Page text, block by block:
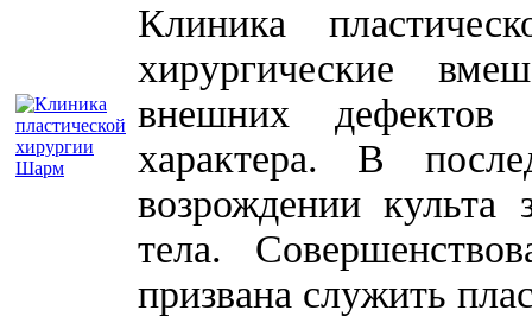
Клиника
хирургические
внешних дефектов
характера. В
возрождении культа
тела.
призвана служить